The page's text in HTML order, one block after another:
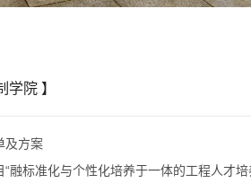
院 】
及方案
融标准化与个性化培养于一体的工程人才